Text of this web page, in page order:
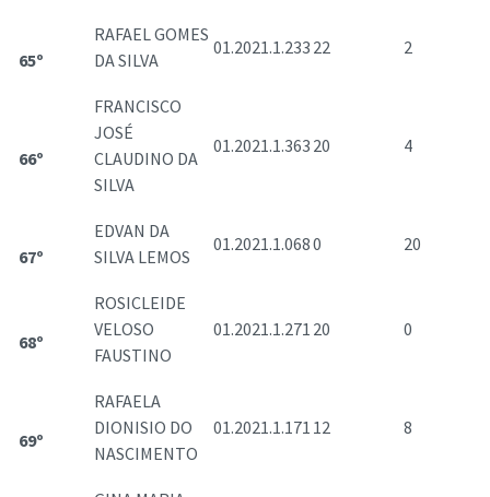
65º
RAFAEL GOMES
DA SILVA
01.2021.1.233 22 2
66º
FRANCISCO
JOSÉ
CLAUDINO DA
SILVA
01.2021.1.363 20 4
67º
EDVAN DA
SILVA LEMOS
01.2021.1.0680 20
68º
ROSICLEIDE
VELOSO
FAUSTINO
01.2021.1.271 20 0
69º
RAFAELA
DIONISIO DO
NASCIMENTO
01.2021.1.171 12 8